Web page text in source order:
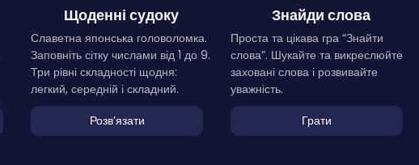
Щоденні судоку
Славетна японська головоломка.
Заповніть сітку числами від 1 до 9.
Три рівні складності щодня:
легкий, середній і складний.
Розвʼязати
Знайди слова
Проста та цікава гра “Знайти
слова”. Шукайте та викреслюйте
заховані слова і розвивайте
уважність.
Грати